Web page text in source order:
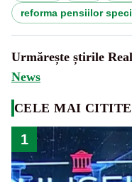
reforma pensiilor
Urmărește știrile
News
CELE MAI CITITE
1